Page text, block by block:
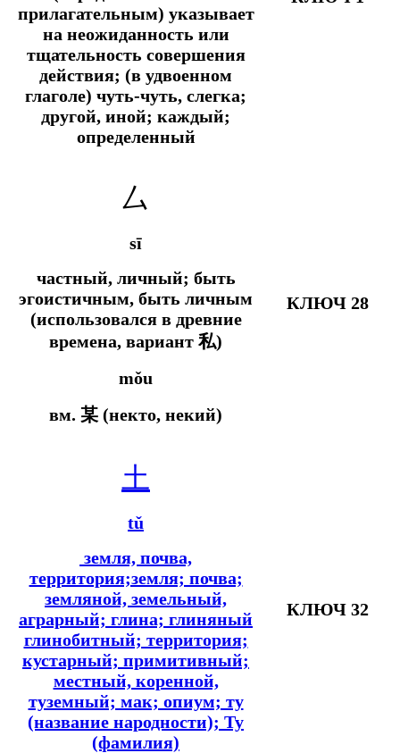
прилагательным) указывает
на неожиданность или
тщательность совершения
действия; (в удвоенном
глаголе) чуть-чуть, слегка;
другой, иной; каждый;
определенный
厶
sī
частный, личный; быть
эгоистичным, быть личным
(использовался в древние
времена, вариант 私)
mǒu
вм. 某 (некто, некий)
КЛЮЧ 28
土
tǔ
земля, почва,
территория;земля; почва;
земляной, земельный,
аграрный; глина; глиняный
глинобитный; территория;
кустарный; примитивный;
местный, коренной,
туземный; мак; опиум; ту
(название народности); Ту
(фамилия)
КЛЮЧ 32